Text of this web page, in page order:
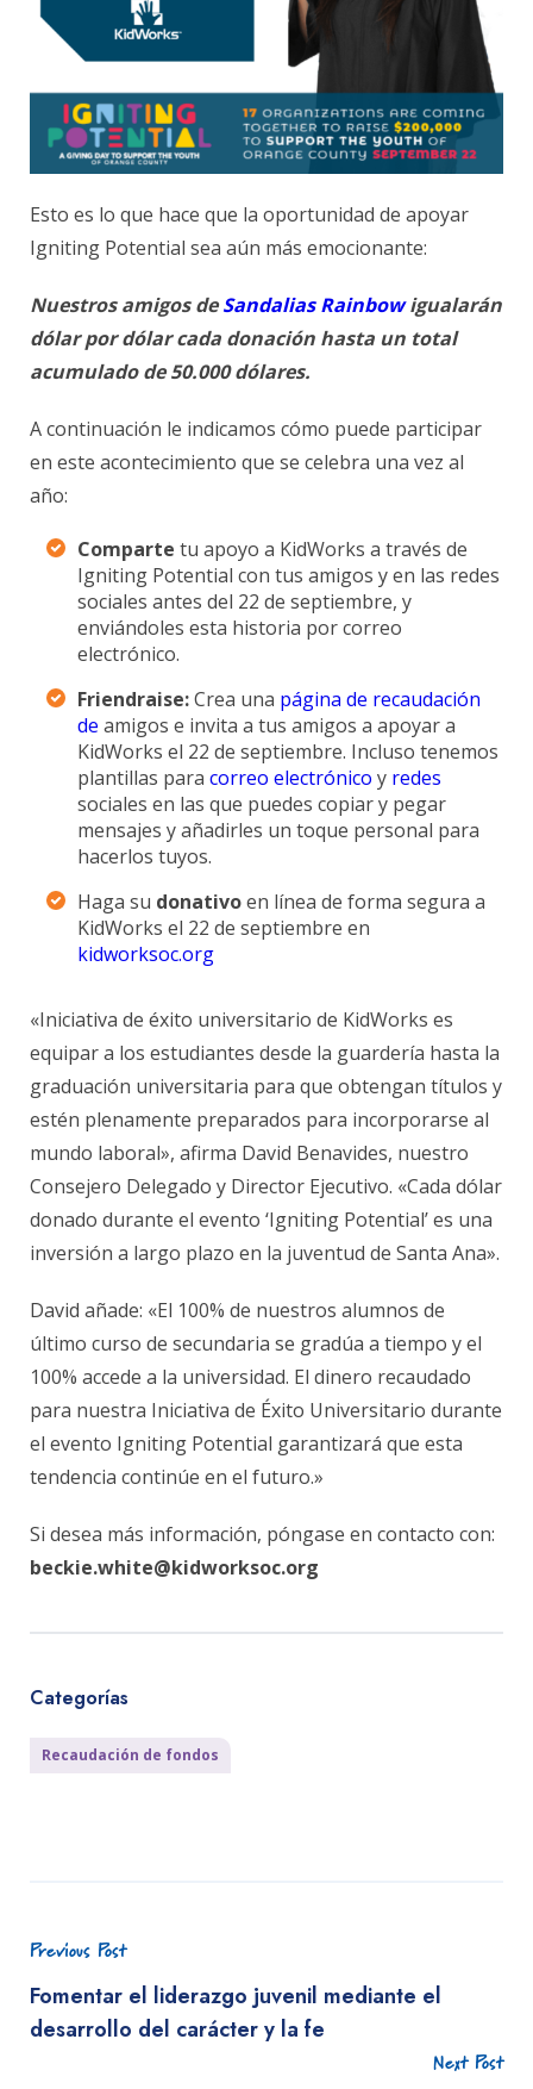
Esto es lo que hace que la oportunidad de apoyar
Igniting Potential sea aún más emocionante:
Nuestros amigos deSandalias Rainbow igualarán
dólar por dólar cada donación hasta un total
acumulado de 50.000 dólares.
A continuación le indicamos cómo puede participar
en este acontecimiento que se celebra una vez al
año:
Comparte tu apoyo a KidWorks a través de
Igniting Potential con tus amigos y en las redes
sociales antes del 22 de septiembre, y
enviándoles esta historia por correo
electrónico.
Friendraise:Crea una página de recaudación
de amigos e invita a tus amigos a apoyar a
KidWorks el 22 de septiembre. Incluso tenemos
plantillas para correo electrónico y redes
sociales en las que puedes copiar y pegar
mensajes y añadirles un toque personal para
hacerlos tuyos.
Haga su donativoen línea de forma segura a
KidWorks el 22 de septiembre en
kidworksoc.org
«Iniciativa de éxito universitario de KidWorks es
equipar a los estudiantes desde la guardería hasta la
graduación universitaria para que obtengan títulos y
estén plenamente preparados para incorporarse al
mundo laboral», afirma David Benavides, nuestro
Consejero Delegado y Director Ejecutivo. «Cada dólar
donado durante el evento ‘Igniting Potential’ es una
inversión a largo plazo en la juventud de Santa Ana».
David añade: «El 100% de nuestros alumnos de
último curso de secundaria se gradúa a tiempo y el
100% accede a la universidad. El dinero recaudado
para nuestra Iniciativa de Éxito Universitario durante
el evento Igniting Potential garantizará que esta
tendencia continúe en el futuro.»
Si desea más información, póngase en contacto con:
beckie.white@kidworksoc.org
Categorías
Recaudación de fondos
Previous Post
Fomentar el liderazgo juvenil mediante el
desarrollo del carácter y la fe
Next Post